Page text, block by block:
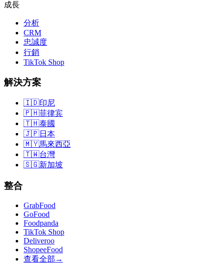
成長
分析
CRM
忠誠度
行銷
TikTok Shop
解決方案
🇮🇩印尼
🇵🇭菲律宾
🇹🇭泰國
🇯🇵日本
🇲🇾馬來西亞
🇹🇼台灣
🇸🇬新加坡
整合
GrabFood
GoFood
Foodpanda
TikTok Shop
Deliveroo
ShopeeFood
查看全部 →